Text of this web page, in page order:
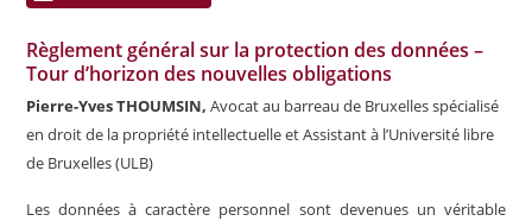
Règlement général sur la protection des données –
Tour d’horizon des nouvelles obligations
Pierre-Yves THOUMSIN,Avocat au barreau de Bruxelles spécialisé
en droit de la propriété intellectuelle et Assistant à l’Université libre
de Bruxelles (ULB)
Les données à caractère personnel sont devenues un véritable